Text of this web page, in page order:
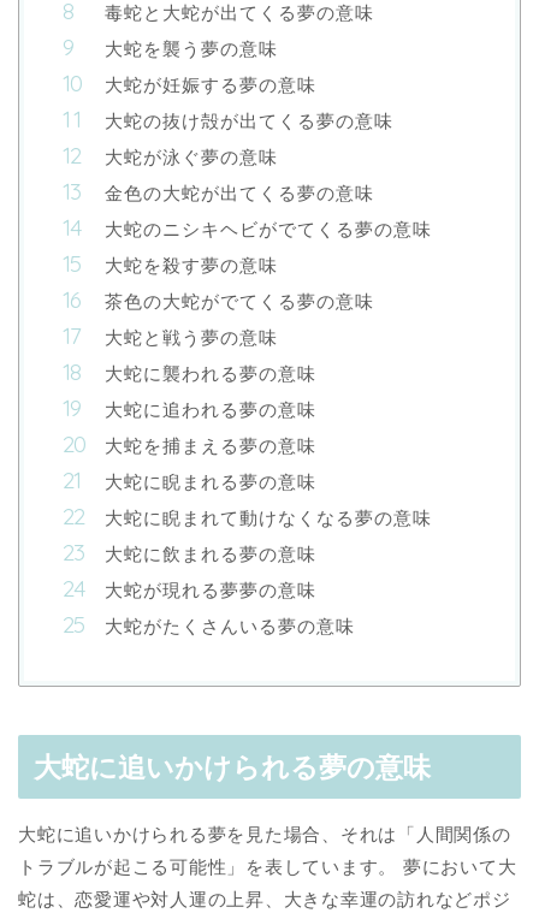
毒蛇と大蛇が出てくる夢の意味
大蛇を襲う夢の意味
大蛇が妊娠する夢の意味
大蛇の抜け殻が出てくる夢の意味
大蛇が泳ぐ夢の意味
金色の大蛇が出てくる夢の意味
大蛇のニシキヘビがでてくる夢の意味
大蛇を殺す夢の意味
茶色の大蛇がでてくる夢の意味
大蛇と戦う夢の意味
大蛇に襲われる夢の意味
大蛇に追われる夢の意味
大蛇を捕まえる夢の意味
大蛇に睨まれる夢の意味
大蛇に睨まれて動けなくなる夢の意味
大蛇に飲まれる夢の意味
大蛇が現れる夢夢の意味
大蛇がたくさんいる夢の意味
大蛇に追いかけられる夢の意味
大蛇に追いかけられる夢を見た場合、それは「人間関係の
トラブルが起こる可能性」を表しています。 夢において大
蛇は、恋愛運や対人運の上昇、大きな幸運の訪れなどポジ